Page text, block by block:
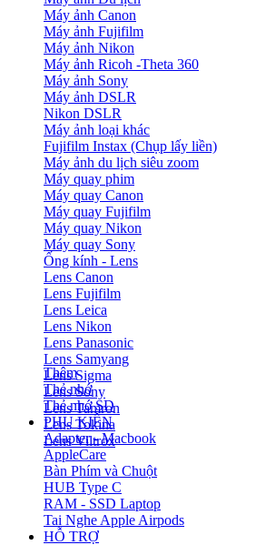
Máy ảnh Canon
Máy ảnh Fujifilm
Máy ảnh Nikon
Máy ảnh Ricoh -Theta 360
Máy ảnh Sony
Máy ảnh DSLR
Nikon DSLR
Máy ảnh loại khác
Fujifilm Instax (Chụp lấy liền)
Máy ảnh du lịch siêu zoom
Máy quay phim
Máy quay Canon
Máy quay Fujifilm
Máy quay Nikon
Máy quay Sony
Ống kính - Lens
Lens Canon
Lens Fujifilm
Lens Leica
Lens Nikon
Lens Panasonic
Lens Samyang
Lens Sigma
Lens Sony
Lens Tamron
Lens Tokina
Lens Viltrox
Thêm
Thẻ nhớ
Thẻ nhớ SD
PHỤ KIỆN
Adapter - Macbook
AppleCare
Bàn Phím và Chuột
HUB Type C
RAM - SSD Laptop
Tai Nghe Apple Airpods
HỖ TRỢ